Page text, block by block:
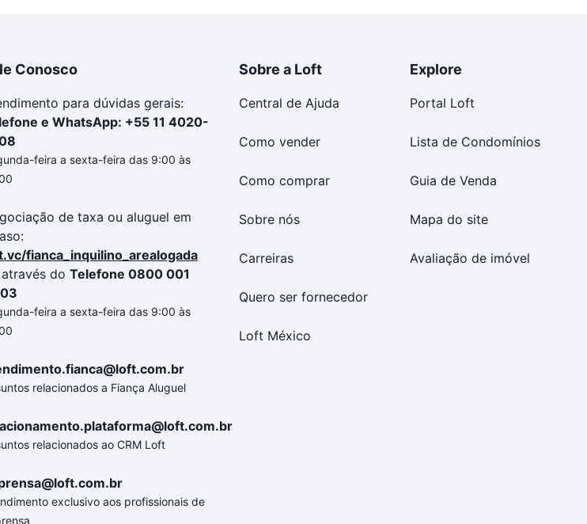
Conosco
para dúvidas gerais:
e WhatsApp: +55 11 4020-
feira a sexta-feira das 9:00 às
de taxa ou aluguel em
fianca_inquilino_arealogada
do Telefone 0800 001
feira a sexta-feira das 9:00 às
relacionados a Fiança Aluguel
relacionados ao CRM Loft
exclusivo aos profissionais de
Sobre a Loft
Central de Ajuda
Como vender
Como comprar
Sobre nós
Carreiras
Quero ser fornecedor
Loft México
Explore
Portal Loft
Lista de Condomínios
Guia de Venda
Mapa do site
Avaliação de imóvel